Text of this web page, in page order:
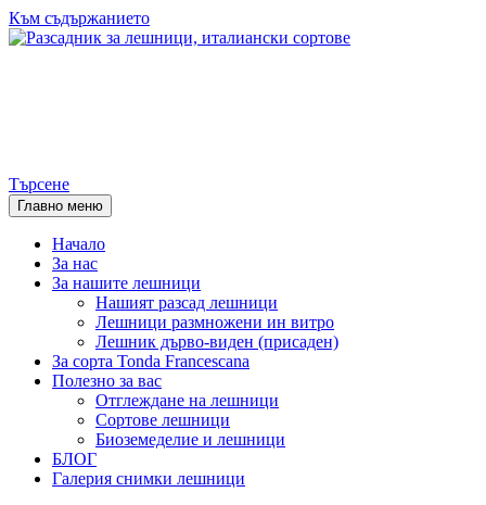
Към съдържанието
Търсене
Главно меню
Начало
За нас
За нашите лешници
Нашият разсад лешници
Лешници размножени ин витро
Лешник дърво-виден (присаден)
За сорта Tonda Francescana
Полезнo за вас
Отглеждане на лешници
Сортове лешници
Биоземеделие и лешници
БЛОГ
Галерия снимки лешници